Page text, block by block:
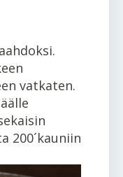
vatkaten.
200´kauniin